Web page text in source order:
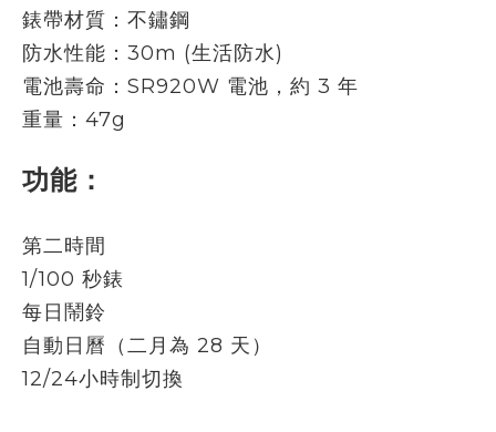
錶帶材質：不鏽鋼
防水性能：30m (生活防水)
電池壽命：SR920W 電池，約 3 年
重量：47g
功能：
第二時間
1/100 秒錶
每日鬧鈴
自動日曆（二月為 28 天）
12/24小時制切換